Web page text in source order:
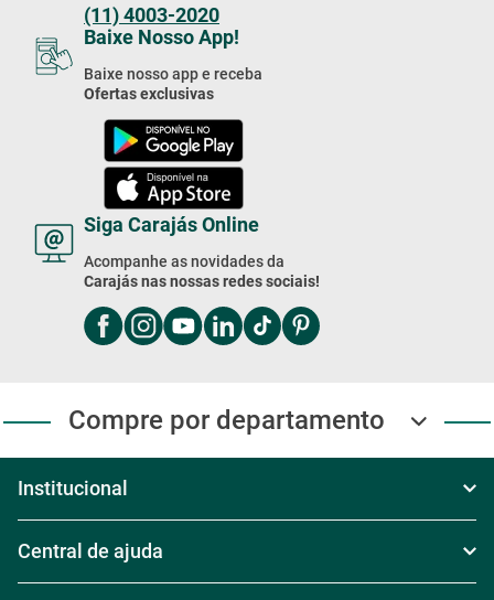
(11) 4003-2020
Baixe Nosso App!
Baixe nosso app e receba
Ofertas exclusivas
Siga Carajás Online
Acompanhe as novidades da
Carajás nas nossas redes sociais!
Compre por departamento
Institucional
Televendas
Central de ajuda